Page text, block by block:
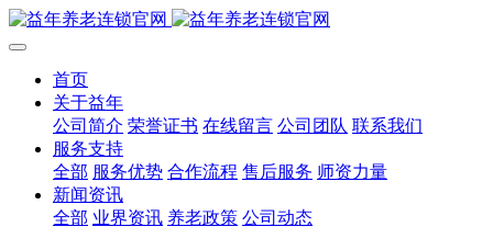
首页
关于益年
公司简介 荣誉证书 在线留言 公司团队 联系我们
服务支持
全部 服务优势 合作流程 售后服务 师资力量
新闻资讯
全部 业界资讯 养老政策 公司动态